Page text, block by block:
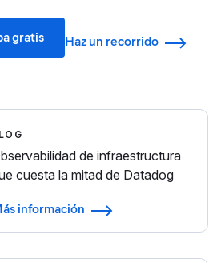
gratis Haz un recorrido
de infraestructura
cuesta la mitad de Datadog
información